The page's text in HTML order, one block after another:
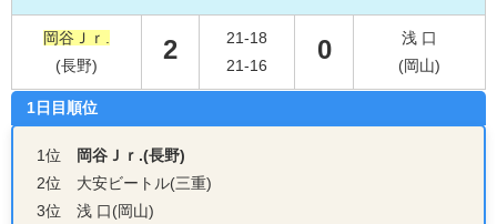
岡谷Ｊｒ.
(長野)
2
21-18
21-16
0
浅 口
(岡山)
1日目順位
1位
岡谷Ｊｒ.(長野)
2位 大安ビートル(三重)
3位 浅 口(岡山)